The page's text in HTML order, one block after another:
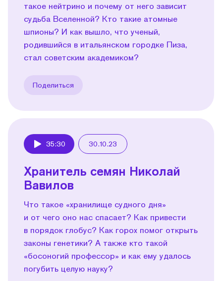
такое нейтрино и почему от него зависит
судьба Вселенной? Кто такие атомные
шпионы? И как вышло, что ученый,
родившийся в итальянском городке Пиза,
стал советским академиком?
Поделиться
35:30 30.10.23
Хранитель семян Николай
Вавилов
Что такое «хранилище судного дня»
и от чего оно нас спасает? Как привести
в порядок глобус? Как горох помог открыть
законы генетики? А также кто такой
«босоногий профессор» и как ему удалось
погубить целую науку?